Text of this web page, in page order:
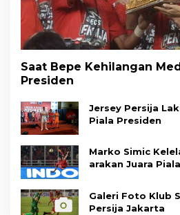
Saat Bepe Kehilangan
Presiden
Jersey Persija
Piala Presiden
Marko Simic
arakan Juara
Galeri Foto Klub
Persija Jakarta